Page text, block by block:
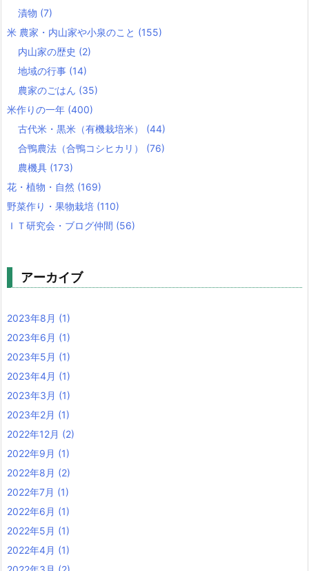
漬物 (7)
米 農家・内山家や小泉のこと (155)
内山家の歴史 (2)
地域の行事 (14)
農家のごはん (35)
米作りの一年 (400)
古代米・黒米（有機栽培米） (44)
合鴨農法（合鴨コシヒカリ） (76)
農機具 (173)
花・植物・自然 (169)
野菜作り・果物栽培 (110)
ＩＴ研究会・ブログ仲間 (56)
アーカイブ
2023年8月 (1)
2023年6月 (1)
2023年5月 (1)
2023年4月 (1)
2023年3月 (1)
2023年2月 (1)
2022年12月 (2)
2022年9月 (1)
2022年8月 (2)
2022年7月 (1)
2022年6月 (1)
2022年5月 (1)
2022年4月 (1)